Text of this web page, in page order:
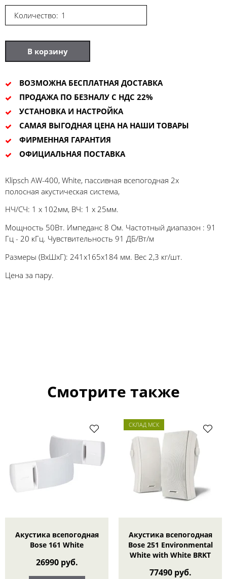
Количество:
В корзину
ВОЗМОЖНА БЕСПЛАТНАЯ ДОСТАВКА
ПРОДАЖА ПО БЕЗНАЛУ С НДС 22%
УСТАНОВКА И НАСТРОЙКА
САМАЯ ВЫГОДНАЯ ЦЕНА НА НАШИ ТОВАРЫ
ФИРМЕННАЯ ГАРАНТИЯ
ОФИЦИАЛЬНАЯ ПОСТАВКА
Klipsch AW-400, White, пассивная всепогодная 2х
полосная акустическая система,
НЧ/СЧ: 1 х 102мм, ВЧ: 1 х 25мм.
Мощность 50Вт. Импеданс 8 Ом. Частотный диапазон : 91
Гц - 20 кГц. Чувствительность 91 ДБ/Вт/м
Размеры (ВхШхГ): 241x165x184 мм. Вес 2,3 кг/шт.
Цена за пару.
Смотрите также
Акустика всепогодная
Bose 161 White
26990 руб.
СКЛАД МСК
Акустика всепогодная
Bose 251 Environmental
White with White BRKT
77490 руб.